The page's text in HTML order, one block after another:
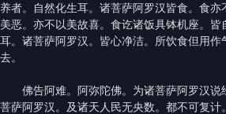
养者。自然化生耳。诸菩萨阿罗汉皆食。食
美恶。亦不以美故喜。食讫诸饭具钵机座。
耳。诸菩萨阿罗汉。皆心净洁。所饮食但用
去。
佛告阿难。阿弥陀佛。为诸菩萨阿罗汉说
菩萨阿罗汉。及诸天人民无央数。都不可复